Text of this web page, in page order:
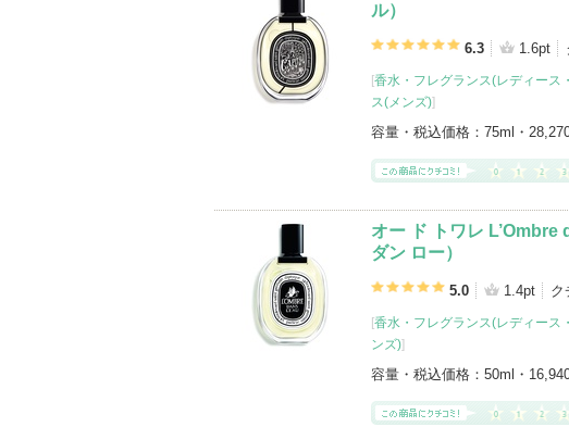
ル）
6.3 1.6pt
[香水・フレグランス(レディース
ス(メンズ)]
容量・税込価格： 75ml・
オー ド トワレ L’Ombre
ダン ロー）
5.0 1.4pt ク
[香水・フレグランス(レディース
ンズ)]
容量・税込価格： 50ml・